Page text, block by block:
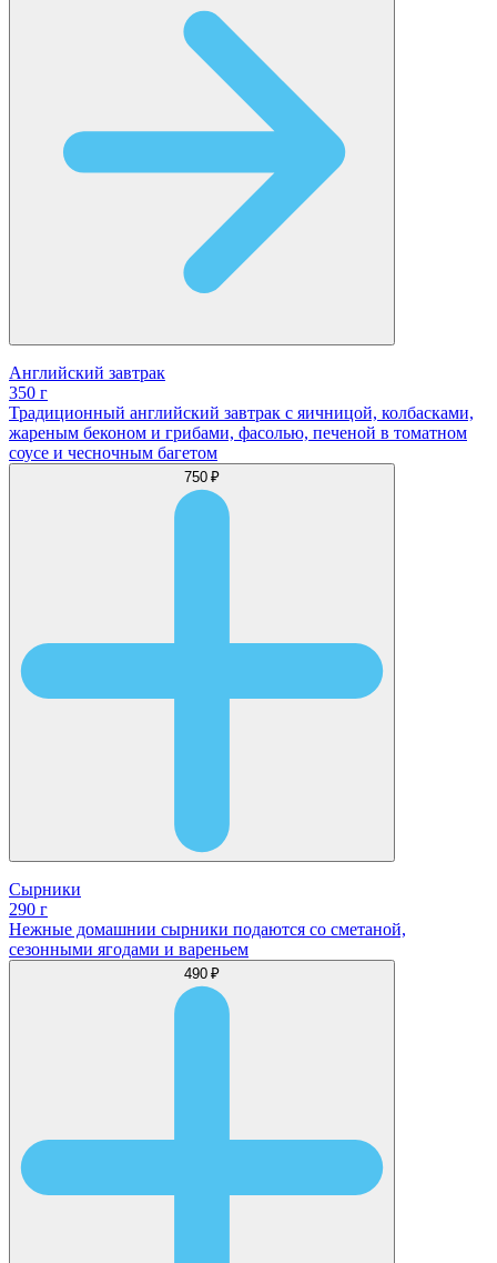
Английский завтрак
350 г
Традиционный английский завтрак с яичницой, колбасками,
жареным беконом и грибами, фасолью, печеной в томатном
соусе и чесночным багетом
750 ₽
Сырники
290 г
Нежные домашнии сырники подаются со сметаной,
сезонными ягодами и вареньем
490 ₽